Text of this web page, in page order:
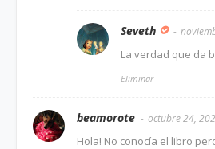
Seveth
La verdad que da
Eliminar
beamorote octubre 24,
Hola! No conocía el libro